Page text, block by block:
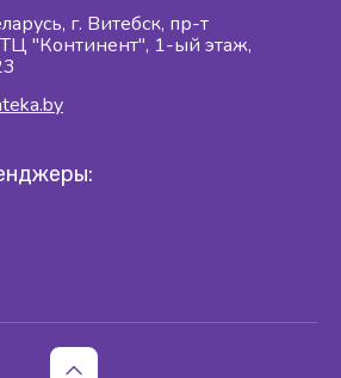
г. Витебск, пр-т
"Континент", 1-ый этаж,